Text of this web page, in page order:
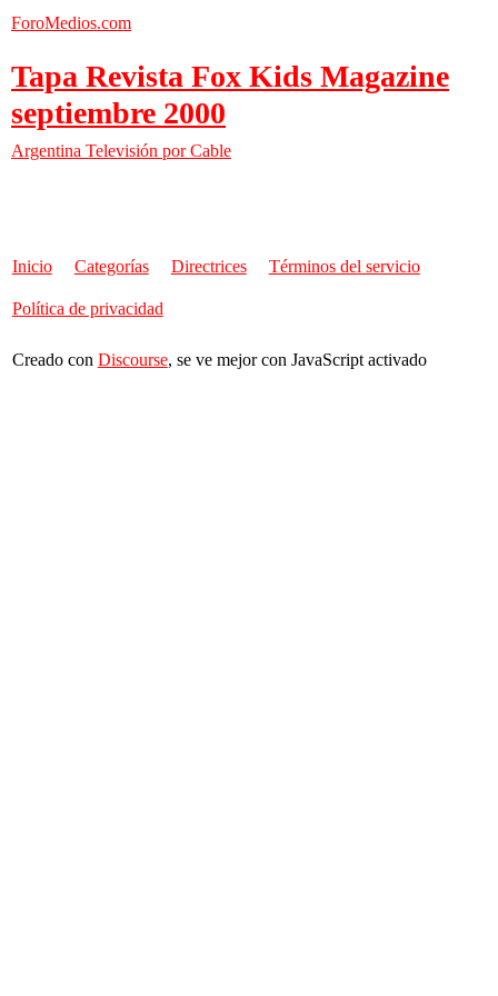
ForoMedios.com
Tapa Revista Fox Kids Magazine
septiembre 2000
Argentina Televisión por Cable
Inicio Categorías Directrices Términos del servicio
Política de privacidad
Creado con Discourse, se ve mejor con JavaScript activado